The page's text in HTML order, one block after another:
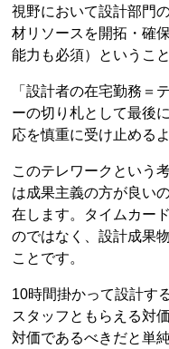
視野において設計部門
材リソースを開拓・確
能力も必須）というこ
「設計者の在宅勤務＝
ーの切り札として最後
応を慎重に受け止める
このテレワークという
は成果主義の方が良い
在します。タイムカー
のではなく、設計成果
ことです。
10時間掛かって設計す
スタッフともらえる対
対価であるべきだと単